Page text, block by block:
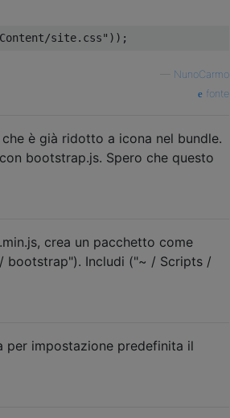
site.css" ));
NunoCarmo
fonte
è già ridotto a icona nel bundle.
bootstrap.js. Spero che questo
crea un pacchetto come
bootstrap"). Includi ("~ / Scripts /
per impostazione predefinita il